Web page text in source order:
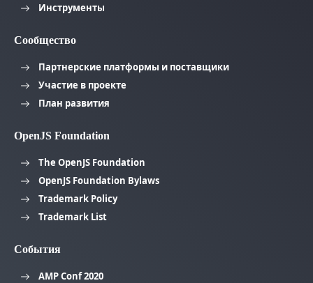
Инструменты
Сообщество
Партнерские платформы и поставщики
Участие в проекте
План развития
OpenJS Foundation
The OpenJS Foundation
OpenJS Foundation Bylaws
Trademark Policy
Trademark List
События
AMP Conf 2020